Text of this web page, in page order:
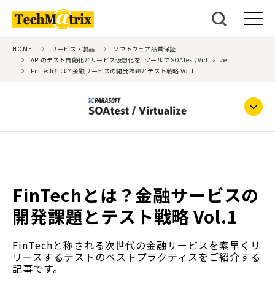
HOME サービス・製品
ソフトウェア品質保証
APIのテスト自動化とサービス仮想化を1ツールで SOAtest/Virtualize
FinTechとは？金融サービスの開発課題とテスト戦略 Vol.1
FinTechとは？金融サービスの
開発課題とテスト戦略 Vol.1
FinTechと称される次世代の金融サービスを素早くリ
リースするテストのベストプラクティスをご紹介する
記事です。